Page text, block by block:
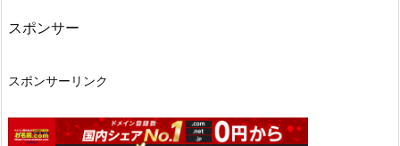
スポンサー
スポンサーリンク